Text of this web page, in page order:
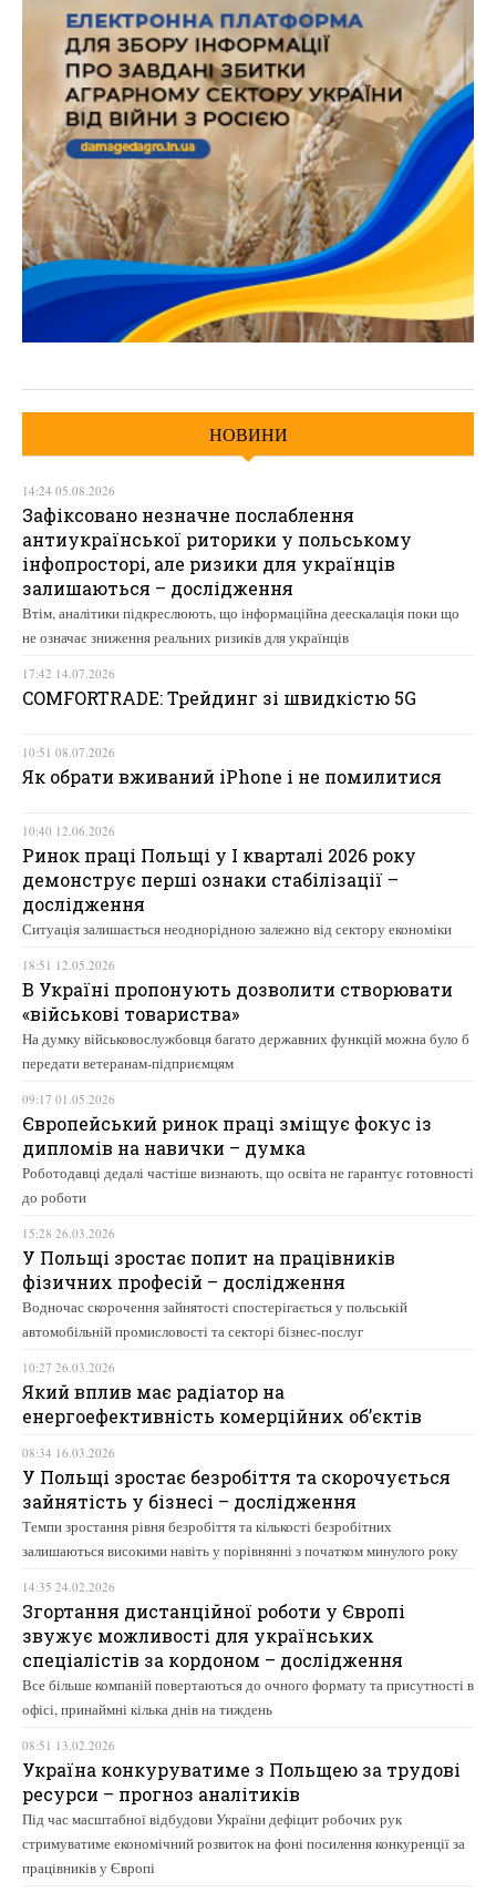
НОВИНИ
14:24 05.08.2026
Зафіксовано незначне послаблення
антиукраїнської риторики у польському
інфопросторі, але ризики для українців
залишаються – дослідження
Втім, аналітики підкреслюють, що інформаційна деескалація поки що
не означає зниження реальних ризиків для українців
17:42 14.07.2026
COMFORTRADE: Трейдинг зі швидкістю 5G
10:51 08.07.2026
Як обрати вживаний iPhone і не помилитися
10:40 12.06.2026
Ринок праці Польщі у І кварталі 2026 року
демонструє перші ознаки стабілізації –
дослідження
Ситуація залишається неоднорідною залежно від сектору економіки
18:51 12.05.2026
В Україні пропонують дозволити створювати
«військові товариства»
На думку військовослужбовця багато державних функцій можна було б
передати ветеранам-підприємцям
09:17 01.05.2026
Європейський ринок праці зміщує фокус із
дипломів на навички – думка
Роботодавці дедалі частіше визнають, що освіта не гарантує готовності
до роботи
15:28 26.03.2026
У Польщі зростає попит на працівників
фізичних професій – дослідження
Водночас скорочення зайнятості спостерігається у польській
автомобільній промисловості та секторі бізнес-послуг
10:27 26.03.2026
Який вплив має радіатор на
енергоефективність комерційних об’єктів
08:34 16.03.2026
У Польщі зростає безробіття та скорочується
зайнятість у бізнесі – дослідження
Темпи зростання рівня безробіття та кількості безробітних
залишаються високими навіть у порівнянні з початком минулого року
14:35 24.02.2026
Згортання дистанційної роботи у Європі
звужує можливості для українських
спеціалістів за кордоном – дослідження
Все більше компаній повертаються до очного формату та присутності в
офісі, принаймні кілька днів на тиждень
08:51 13.02.2026
Україна конкуруватиме з Польщею за трудові
ресурси – прогноз аналітиків
Під час масштабної відбудови України дефіцит робочих рук
стримуватиме економічний розвиток на фоні посилення конкуренції за
працівників у Європі